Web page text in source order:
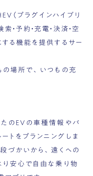
（プラグインハイブリ
・予約・充電・決済・空
る機能を提供するサー
の場所で、いつもの充
のEVの車種情報やバ
トをプランニングしま
づかいから、遠くへの
り安心で自由な乗り物